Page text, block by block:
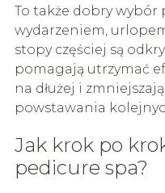
To także dobry wybór
wydarzeniem,
stopy częściej są
pomagają utrzymać
na dłużej i
powstawania
Jak krok po
pedicure spa?